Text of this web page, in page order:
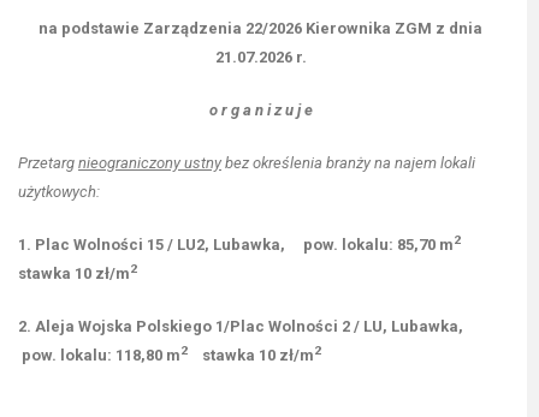
na podstawie Zarządzenia 22/2026 Kierownika ZGM z dnia
21.07.2026 r.
o r g a n i z u j e
Przetarg nieograniczony ustny bez określenia branży na najem lokali
użytkowych:
1. Plac Wolności 15 / LU2, Lubawka, pow. lokalu: 85,70 m2
stawka 10 zł/m2
2. Aleja Wojska Polskiego 1/Plac Wolności 2 / LU, Lubawka,
pow. lokalu: 118,80 m2 stawka 10 zł/m2